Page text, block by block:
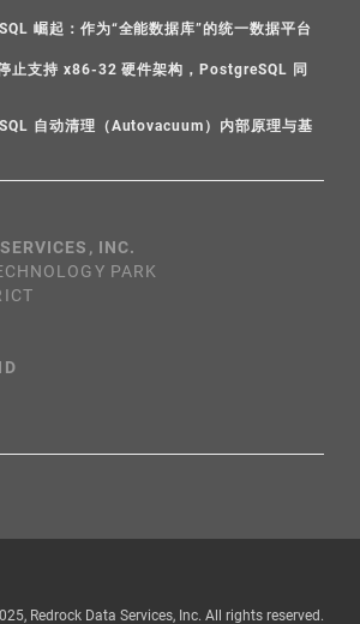
崛起：作为“全能数据库”的统一数据平台
止支持 x86-32 硬件架构，PostgreSQL 同
自动清理（Autovacuum）内部原理与基
INC.
PARK
Redrock Data Services, Inc. All rights reserved.